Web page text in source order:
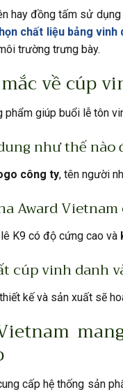
hay đồng tấm sử
chất liệu bảng vinh
trường trưng bày.
về cúp
phẩm giúp buổi lễ tôn
như thế nào
công ty, tên người
Award
K9 có độ cứng cao và
cúp vinh danh
kế và sản xuất sẽ
cấp hệ thống sản